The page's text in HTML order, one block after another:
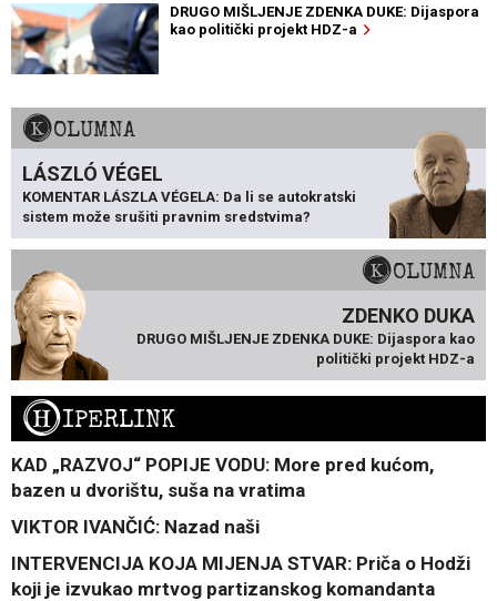
DRUGO MIŠLJENJE ZDENKA DUKE: Dijaspora
kao politički projekt HDZ-a
KOLUMNA
LÁSZLÓ VÉGEL
KOMENTAR LÁSZLA VÉGELA: Da li se autokratski
sistem može srušiti pravnim sredstvima?
KOLUMNA
ZDENKO DUKA
DRUGO MIŠLJENJE ZDENKA DUKE: Dijaspora kao
politički projekt HDZ-a
HIPERLINK
KAD „RAZVOJ“ POPIJE VODU: More pred kućom,
bazen u dvorištu, suša na vratima
VIKTOR IVANČIĆ: Nazad naši
INTERVENCIJA KOJA MIJENJA STVAR: Priča o Hodži
koji je izvukao mrtvog partizanskog komandanta